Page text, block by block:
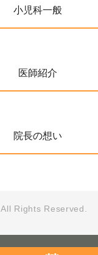
小児科一般
医師紹介
院長の想い
All Rights Reserved.